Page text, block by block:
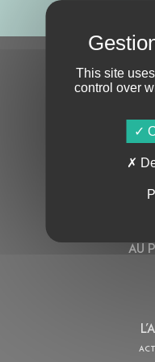
En cochant cette
AU
This site
control over